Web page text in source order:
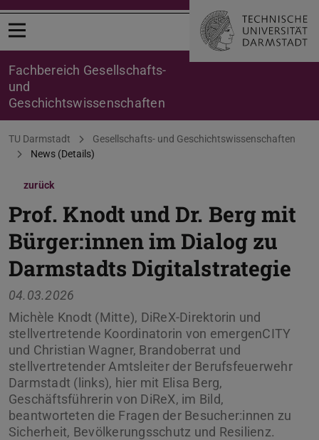
Menü öffnen
Fachbereich Gesellschafts-
und
Geschichtswissenschaften
Sie befinden sich hier:
TU Darmstadt
Gesellschafts- und Geschichtswissenschaften
News (Details)
zurück
Prof. Knodt und Dr. Berg mit
Bürger:innen im Dialog zu
Darmstadts Digitalstrategie
04.03.2026
Michèle Knodt (Mitte), DiReX-Direktorin und
stellvertretende Koordinatorin von emergenCITY
und Christian Wagner, Brandoberrat und
stellvertretender Amtsleiter der Berufsfeuerwehr
Darmstadt (links), hier mit Elisa Berg,
Geschäftsführerin von DiReX, im Bild,
beantworteten die Fragen der Besucher:innen zu
Sicherheit, Bevölkerungsschutz und Resilienz.